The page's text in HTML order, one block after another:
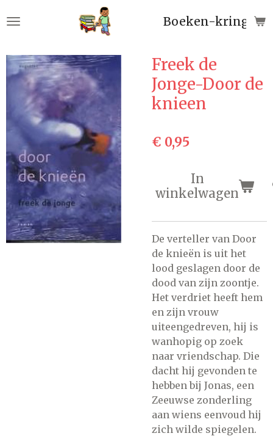
direct
de
hoofdinhoud
Boeken-
Freek de
Jonge-Door de
knieen
€ 0,95
In
winkelwagen
De verteller van Door
de knieën is uit het
lood geslagen door de
dood van zijn zoontje.
Het verdriet heeft hem
en zijn vrouw
uiteengedreven, hij is
wanhopig op zoek
naar vriendschap. Die
dacht hij gevonden te
hebben bij Jonas, een
Zeeuwse zonderling
aan wiens eenvoud hij
zich wilde spiegelen.